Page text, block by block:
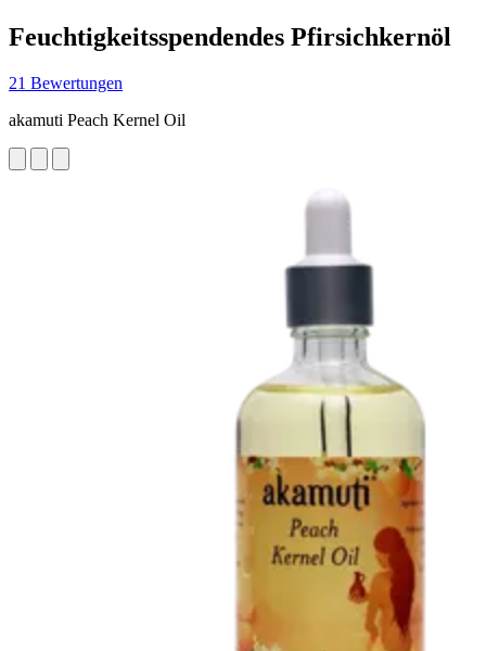
Feuchtigkeitsspendendes Pfirsichkernöl
21 Bewertungen
akamuti Peach Kernel Oil